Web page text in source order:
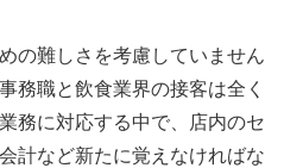
の難しさを考慮していません
務職と飲食業界の接客は全く
務に対応する中で、店内のセ
計など新たに覚えなければな